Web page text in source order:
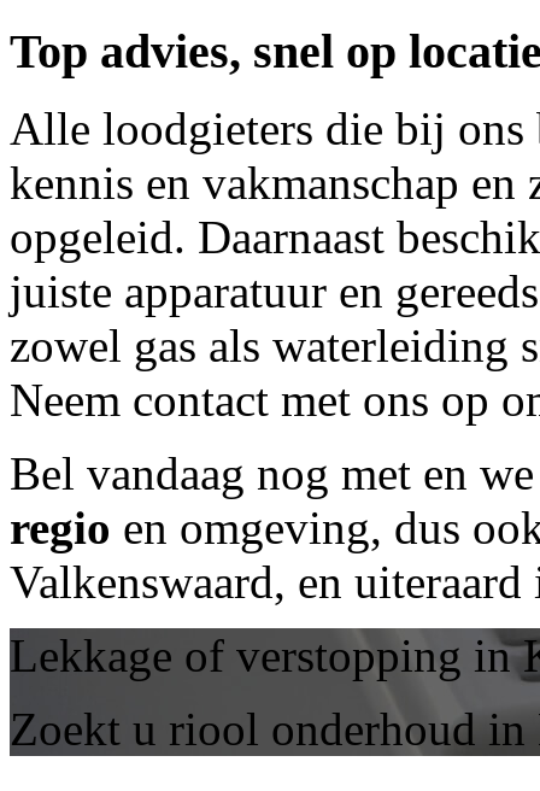
Top advies, snel op
Alle loodgieters die bij
kennis en vakmanschap
opgeleid. Daarnaast
juiste apparatuur en
zowel gas als waterleiding
Neem contact met ons op
Bel vandaag nog met en
regio en omgeving, dus
Valkenswaard, en
Lekkage of verstopping in
Zoekt u riool onderhoud in